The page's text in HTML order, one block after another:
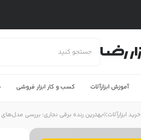
آموزش ابزارآلات کسب و کار ابزار فروشی
ابزارآلات بهترین رنده برقی نجاری؛ بررسی مدل‌های